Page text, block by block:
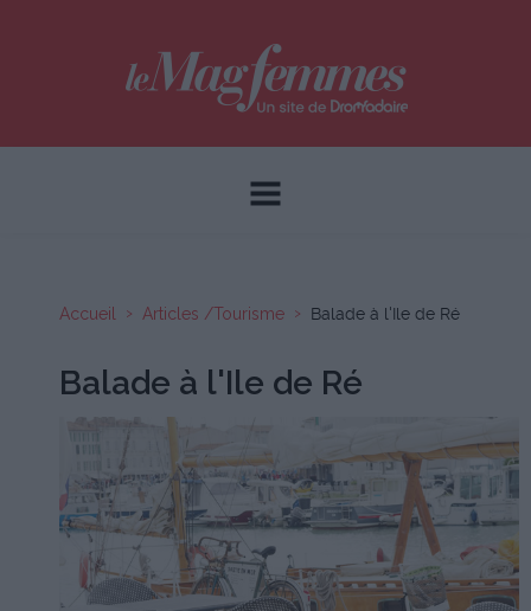
Accueil Articles /Tourisme Balade à l'Ile de Ré
Balade à l'Ile de Ré